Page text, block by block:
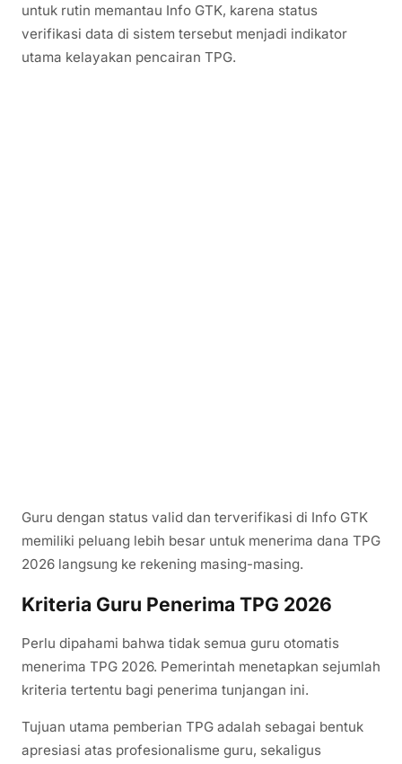
untuk rutin memantau Info GTK, karena status
verifikasi data di sistem tersebut menjadi indikator
utama kelayakan pencairan TPG.
Guru dengan status valid dan terverifikasi di Info GTK
memiliki peluang lebih besar untuk menerima dana TPG
2026 langsung ke rekening masing-masing.
Kriteria Guru Penerima TPG 2026
Perlu dipahami bahwa tidak semua guru otomatis
menerima TPG 2026. Pemerintah menetapkan sejumlah
kriteria tertentu bagi penerima tunjangan ini.
Tujuan utama pemberian TPG adalah sebagai bentuk
apresiasi atas profesionalisme guru, sekaligus